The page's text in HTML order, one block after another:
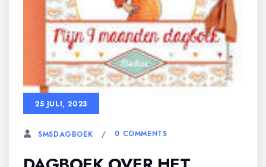
25 JULI, 2023
SMSDAGBOEK 0 COMMENTS